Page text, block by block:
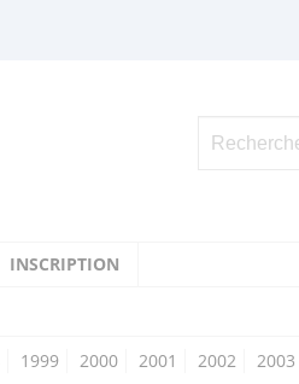
INSCRIPTION
1999 2000 2001 2002 2003